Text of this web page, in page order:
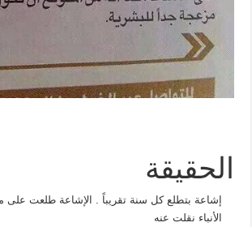
الحقيقة
إشاعة بتطلع كل سنة تقريباً . الإشاعة طلعت على
الأنباء نقلت عنه